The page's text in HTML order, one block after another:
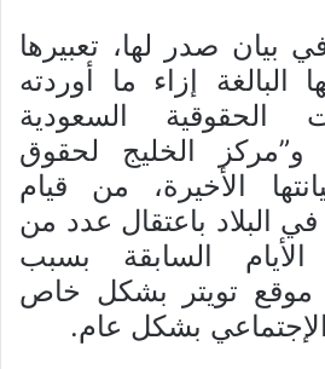
بيان صدر لها، تعبيرها
البالغة إزاء ما أوردته
الحقوقية السعودية
و”مركز الخليج لحقوق
الأخيرة، من قيام
البلاد باعتقال عدد من
السابقة بسبب
موقع تويتر بشكل خاص
بشكل عام.